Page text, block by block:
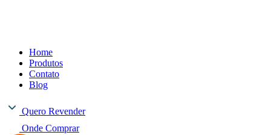
Home
Produtos
Contato
Blog
Quero Revender
Onde Comprar